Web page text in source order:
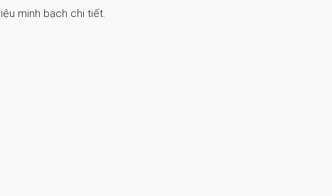
minh bạch chi tiết.